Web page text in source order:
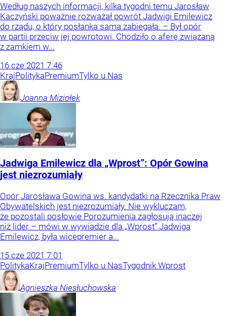
Według naszych informacji, kilka tygodni temu Jarosław
Kaczyński poważnie rozważał powrót Jadwigi Emilewicz
do rządu, o który posłanka sama zabiegała. – Był opór
w partii przeciw jej powrotowi. Chodziło o aferę związaną
z zamkiem w...
16 cze 2021 7:46
KrajPolitykaPremiumTylko u Nas
Joanna Miziołek
Jadwiga Emilewicz dla „Wprost”: Opór Gowina
jest niezrozumiały
Opór Jarosława Gowina ws. kandydatki na Rzecznika Praw
Obywatelskich jest niezrozumiały. Nie wykluczam,
że pozostali posłowie Porozumienia zagłosują inaczej
niż lider – mówi w wywiadzie dla „Wprost” Jadwiga
Emilewicz, była wicepremier a...
15 cze 2021 7:01
PolitykaKrajPremiumTylko u NasTygodnik Wprost
Agnieszka Niesłuchowska